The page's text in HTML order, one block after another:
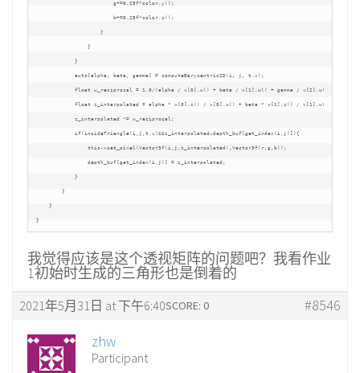
                        g+=0.25f*color.y();
                        b+=0.25f*color.z();
                    }
                }
            }
            auto[alpha, beta, gamma] = computeBarycentric2D(i, j, t.v);
            float w_reciprocal = 1.0/(alpha / v[0].w() + beta / v[1].w() + gamma / v[2].w());
float z_interpolated = alpha * v[0].z() / v[0].w() + beta * v[1].z() / v[1].w() + gamma
            z_interpolated *= w_reciprocal;
            if(insideTriangle(i,j,t.v)&&z_interpolated<depth_buf[get_index(i,j)]){
                this->set_pixel(Vector3f(i,j,z_interpolated),Vector3f(r,g,b));
                depth_buf[get_index(i,j)] = z_interpolated;
            }
        }
    }
我觉得应该是这个透视矩阵的问题吧？我看作业
1初始时生成的三角形也是倒着的
2021年5月31日 at 下午6:40 #8546
SCORE: 0
zhw
Participant